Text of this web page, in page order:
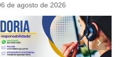
de agosto de 2026